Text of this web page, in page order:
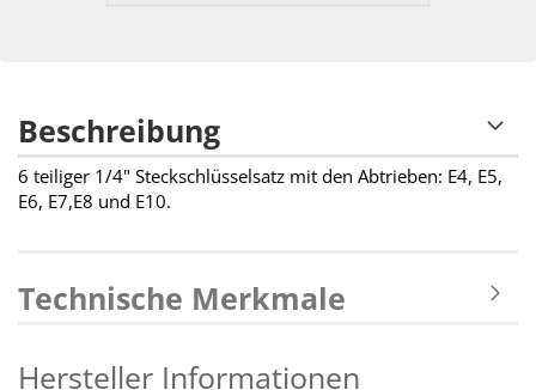
Beschreibung
6 teiliger 1/4" Steckschlüsselsatz mit den Abtrieben: E4, E5,
E6, E7,E8 und E10.
Technische Merkmale
Hersteller Informationen